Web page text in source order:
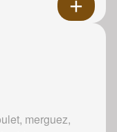
merguez,